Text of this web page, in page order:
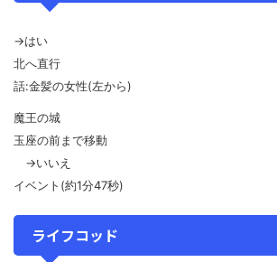
→はい
北へ直行
話:金髪の女性(左から)
魔王の城
玉座の前まで移動
→いいえ
イベント(約1分47秒)
ライフコッド